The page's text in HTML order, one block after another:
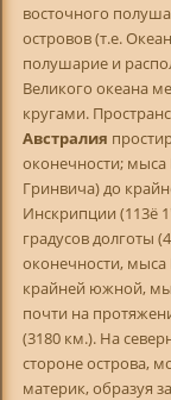
восточного
островов (т.е.
полушарие и
Великого океана
кругами.
Австралия
оконечности; мыса
Гринвича) до
Инскрипции (113ё
градусов долготы
оконечности,
крайней южной,
почти на
(3180 км.). На
стороне острова,
материк, образуя